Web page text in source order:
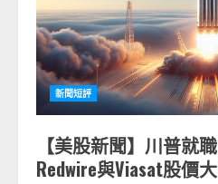
新聞短評
【美股新聞】川普就
Redwire與Viasat股價